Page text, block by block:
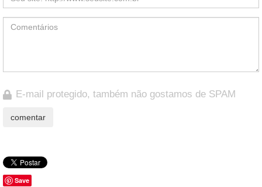
E-mail protegido, também não gostamos de SPAM
Save